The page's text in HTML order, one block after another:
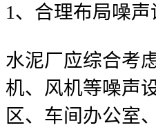
1、合理布局噪声
水泥厂应综合考
机、风机等噪声
区、车间办公室